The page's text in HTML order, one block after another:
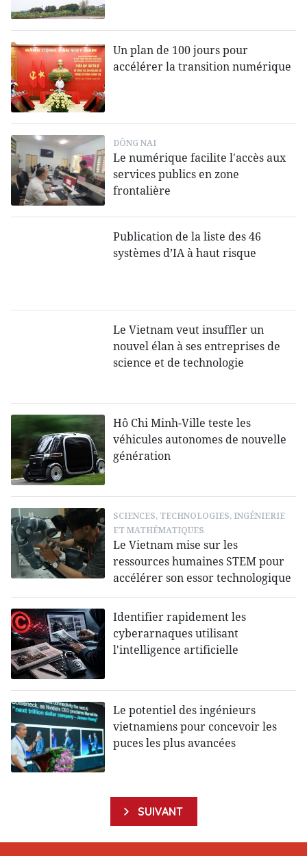
Un plan de 100 jours pour
accélérer la transition numérique
DÔNG NAI
Le numérique facilite l'accès aux
services publics en zone
frontalière
Publication de la liste des 46
systèmes d’IA à haut risque
Le Vietnam veut insuffler un
nouvel élan à ses entreprises de
science et de technologie
Hô Chi Minh-Ville teste les
véhicules autonomes de nouvelle
génération
SCIENCES, TECHNOLOGIES, INGÉNIERIE
ET MATHÉMATIQUES
Le Vietnam mise sur les
ressources humaines STEM pour
accélérer son essor technologique
Identifier rapidement les
cyberarnaques utilisant
l'intelligence artificielle
Le potentiel des ingénieurs
vietnamiens pour concevoir les
puces les plus avancées
SUIVANT